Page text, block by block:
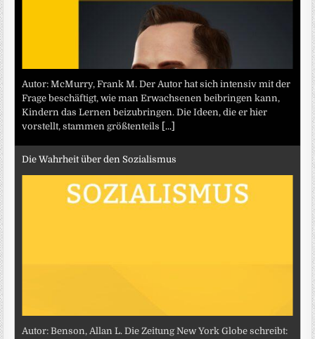
Autor: McMurry, Frank M. Der Autor hat sich intensiv mit der
Frage beschäftigt, wie man Erwachsenen beibringen kann,
Kindern das Lernen beizubringen. Die Ideen, die er hier
vorstellt, stammen größtenteils [...]
Die Wahrheit über den Sozialismus
Autor: Benson, Allan L. Die Zeitung New York Globe schreibt: